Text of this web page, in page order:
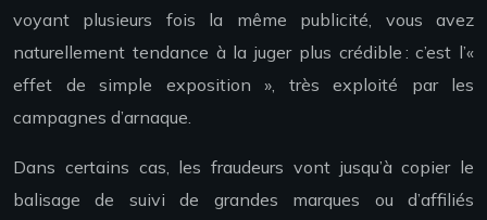
voyant plusieurs fois la même publicité, vous avez
naturellement tendance à la juger plus crédible : c’est l’«
effet de simple exposition », très exploité par les
campagnes d’arnaque.
Dans certains cas, les fraudeurs vont jusqu’à copier le
balisage de suivi de grandes marques ou d’affiliés